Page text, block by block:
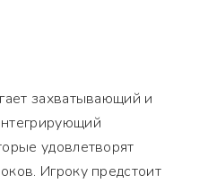
захватывающий и
удовлетворят
Игроку предстоит